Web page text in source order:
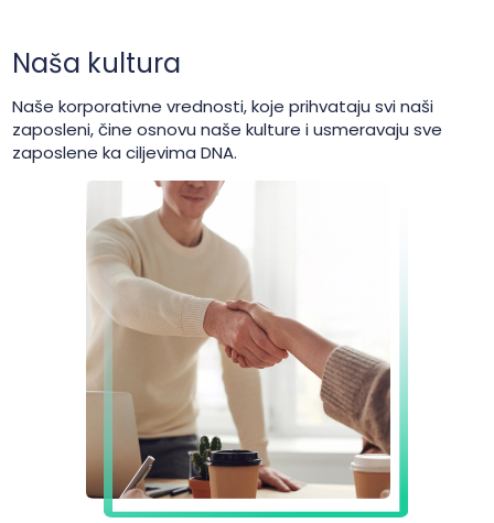
Naša kultura
Naše korporativne vrednosti, koje prihvataju svi naši
zaposleni, čine osnovu naše kulture i usmeravaju sve
zaposlene ka ciljevima DNA.